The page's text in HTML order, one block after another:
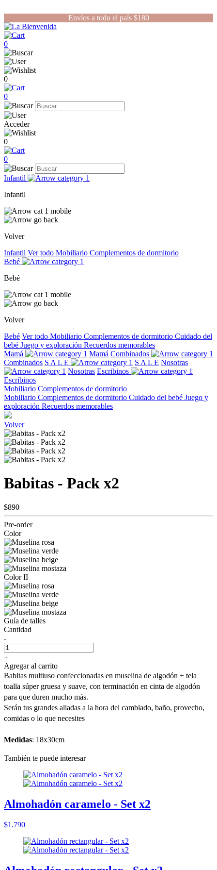
Envíos a todo el país $180
0
0
0
Acceder
0
0
Infantil
Infantil
Volver
Infantil Ver todo Mobiliario Complementos de dormitorio
Bebé
Bebé
Volver
Bebé Ver todo Mobiliario Complementos de dormitorio Cuidado del
bebé Juego y exploración Recuerdos memorables
Mamá
Mamá Combinados
Combinados S A L E S A L E Nosotras
Nosotras Escribinos
Escribinos
Mobiliario Complementos de dormitorio
Mobiliario Complementos de dormitorio Cuidado del bebé Juego y
exploración Recuerdos memorables
Volver
Babitas - Pack x2
$890
Pre-order
Color
Color II
Guía de talles
Cantidad
-
+
Agregar al carrito
Babitas multiuso confeccionadas en muselina de algodón + tela
toalla súper gruesa y suave, con terminación en cinta de algodón
para que duren mucho más.
Serán tus grandes aliadas a la hora del cambiado, baño, provecho,
comidas o lo que necesites
Medidas: 18x30cm
También te puede interesar
Almohadón caramelo - Set x2
$1.790